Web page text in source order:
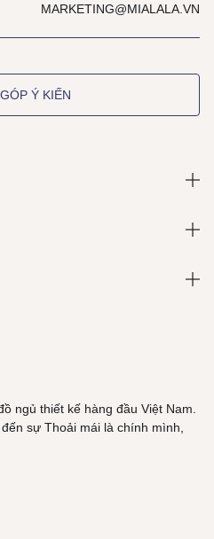
MARKETING@MIALALA.VN
Ý KIẾN
ngủ thiết kế hàng đầu Việt Nam.
sự Thoải mái là chính mình,